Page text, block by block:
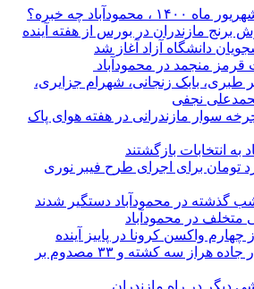
چه خبره؟
مازندران در بورس از هفته آینده
دانشگاه آزاد آغاز شد
طبری، بابک زنجانی، شهرام جزایری،
نجفی
سوار مازندرانی در هفته هوای پاک
به انتخابات بازگشتند
۲۰ میلیارد تومان برای اجرای طرح فیبر نوری
گذشته در محمودآباد دستگير شدند
واکسن کرونا در پاییز آینده
واژگونی اتوبوس در جاده هراز سه کشته و ۳۳ مصدوم بر